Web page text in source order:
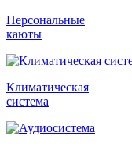
Персональные
каюты
Климатическая
система